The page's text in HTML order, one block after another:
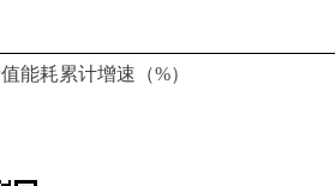
能耗累计增速（%）